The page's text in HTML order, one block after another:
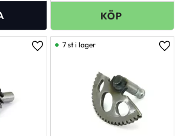
Lägg till i favoriter
7 st i lager